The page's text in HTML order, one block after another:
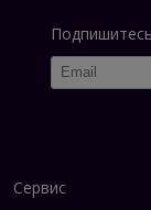
Сервис